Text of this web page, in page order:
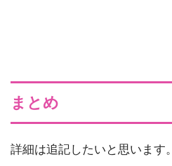
まとめ
詳細は追記したいと思います。